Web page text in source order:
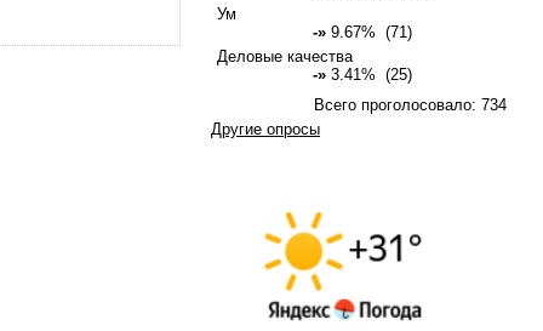
Ум
-» 9.67% (71)
Деловые качества
-» 3.41% (25)
Всего проголосовало: 734
Другие опросы